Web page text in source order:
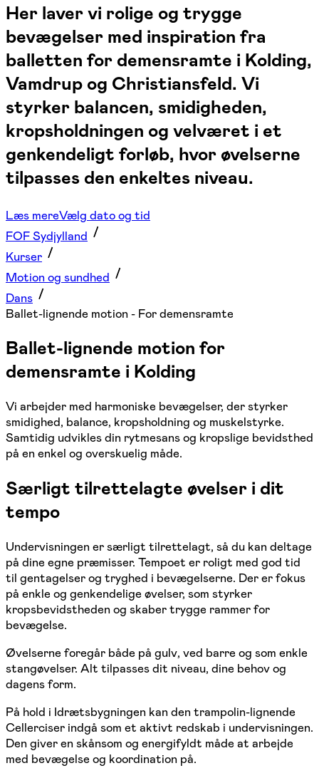
Her laver vi rolige og trygge
bevægelser med inspiration fra
balletten for demensramte i Kolding,
Vamdrup og Christiansfeld. Vi
styrker balancen, smidigheden,
kropsholdningen og velværet i et
genkendeligt forløb, hvor øvelserne
tilpasses den enkeltes niveau.
Læs mereVælg dato og tid
FOF Sydjylland
Kurser
Motion og sundhed
Dans
Ballet-lignende motion - For demensramte
Ballet-lignende motion for
demensramte i Kolding
Vi arbejder med harmoniske bevægelser, der styrker
smidighed, balance, kropsholdning og muskelstyrke.
Samtidig udvikles din rytmesans og kropslige bevidsthed
på en enkel og overskuelig måde.
Særligt tilrettelagte øvelser i dit
tempo
Undervisningen er særligt tilrettelagt, så du kan deltage
på dine egne præmisser. Tempoet er roligt med god tid
til gentagelser og tryghed i bevægelserne. Der er fokus
på enkle og genkendelige øvelser, som styrker
kropsbevidstheden og skaber trygge rammer for
bevægelse.
Øvelserne foregår både på gulv, ved barre og som enkle
stangøvelser. Alt tilpasses dit niveau, dine behov og
dagens form.
På hold i Idrætsbygningen kan den trampolin-lignende
Cellerciser indgå som et aktivt redskab i undervisningen.
Den giver en skånsom og energifyldt måde at arbejde
med bevægelse og koordination på.